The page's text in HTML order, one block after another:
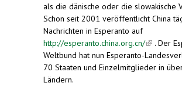
als die dänische oder die slowakische
Schon seit 2001 veröffentlicht China
Nachrichten in Esperanto auf
http://esperanto.china.org.cn/(link is
. Der
Weltbund hat nun Esperanto-
70 Staaten und Einzelmitglieder in
Ländern.